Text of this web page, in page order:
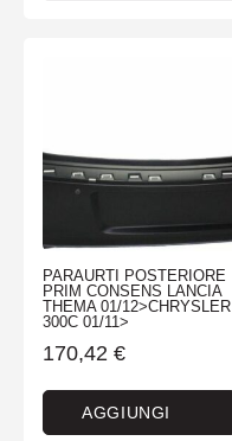
PARAURTI POSTERIORE
PRIM CONSENS LANCIA
THEMA 01/12>CHRYSLER
300C 01/11>
170,42 €
AGGIUNGI